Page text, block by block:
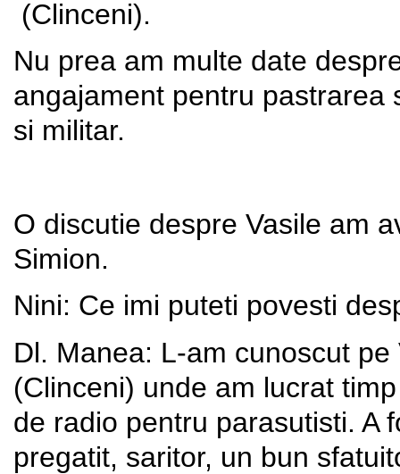
(Clinceni).
Nu prea am multe date
angajament pentru pastrarea
si militar.
O discutie despre Vasile am
Simion.
Nini: Ce imi puteti povesti
Dl. Manea: L-am cunoscut
(Clinceni) unde am lucrat
de radio pentru parasutisti. A
pregatit, saritor, un bun